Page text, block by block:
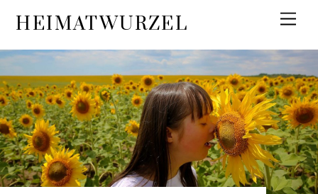
content
HEIMATWURZEL